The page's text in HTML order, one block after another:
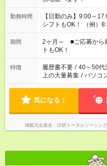
勤務時間
【日勤のみ】9:00～17:00（休憩60
シフトもOK！ （例
「家族とお休みを合わ
など、あなたのご希望に
ーク希望の方へ 今ご
のお仕事の勤務時間。
ません
期間
2ヶ月～ ■ご応募から
トもOK！
特徴 履歴書不要 / 40～50代
上の大量募集 / パソコ
気になる！
掲載元企業名 日研トータルソーシ